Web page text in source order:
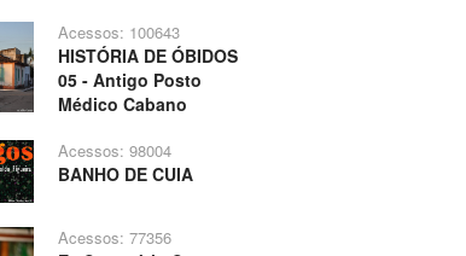
Acessos: 100643
HISTÓRIA DE ÓBIDOS
05 - Antigo Posto
Médico Cabano
Acessos: 98004
BANHO DE CUIA
Acessos: 77356